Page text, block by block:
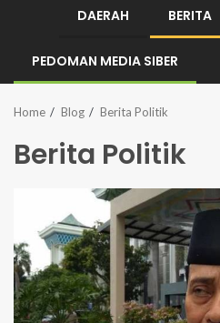
DAERAH BERITA
PEDOMAN MEDIA SIBER
Home Blog Berita Politik
Berita Politik